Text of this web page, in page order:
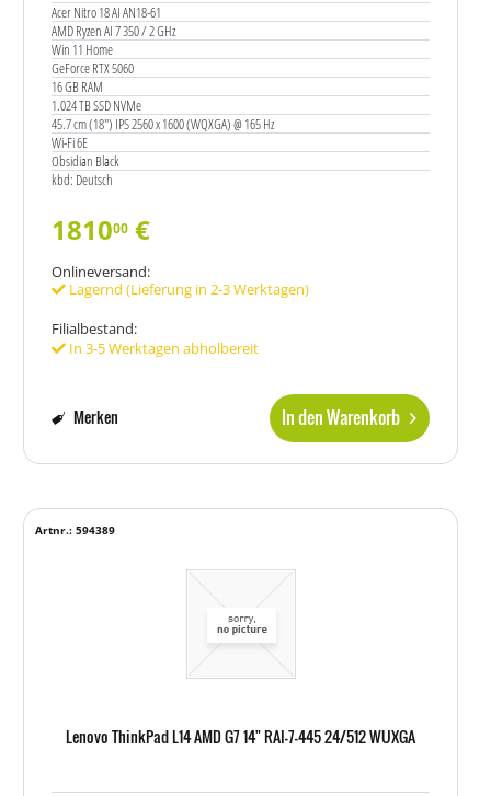
Acer Nitro 18 AI AN18-61
AMD Ryzen AI 7 350 / 2 GHz
Win 11 Home
GeForce RTX 5060
16 GB RAM
1.024 TB SSD NVMe
45.7 cm (18") IPS 2560 x 1600 (WQXGA) @ 165 Hz
Wi-Fi 6E
Obsidian Black
kbd: Deutsch
181000 €
Onlineversand:
Lagernd (Lieferung in 2-3 Werktagen)
Filialbestand:
In 3-5 Werktagen abholbereit
In den Warenkorb
Merken
Lenovo ThinkPad L14 AMD G7 14" RAI-7-445 24/512 WUXGA
Artnr.: 594389